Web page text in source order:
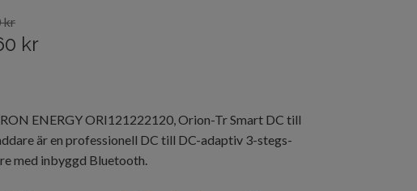
kr
kr
ENERGY ORI121222120, Orion-Tr Smart DC till
är en professionell DC till DC-adaptiv 3-stegs-
med inbyggd Bluetooth.